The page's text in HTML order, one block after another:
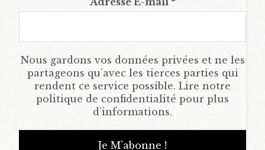
Nous gardons vos données privées et ne les
partageons qu’avec les tierces parties qui
rendent ce service possible. Lire notre
politique de confidentialité pour plus
d’informations.